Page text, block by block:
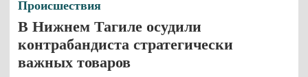
Происшествия
В Нижнем Тагиле осудили
контрабандиста стратегически
важных товаров